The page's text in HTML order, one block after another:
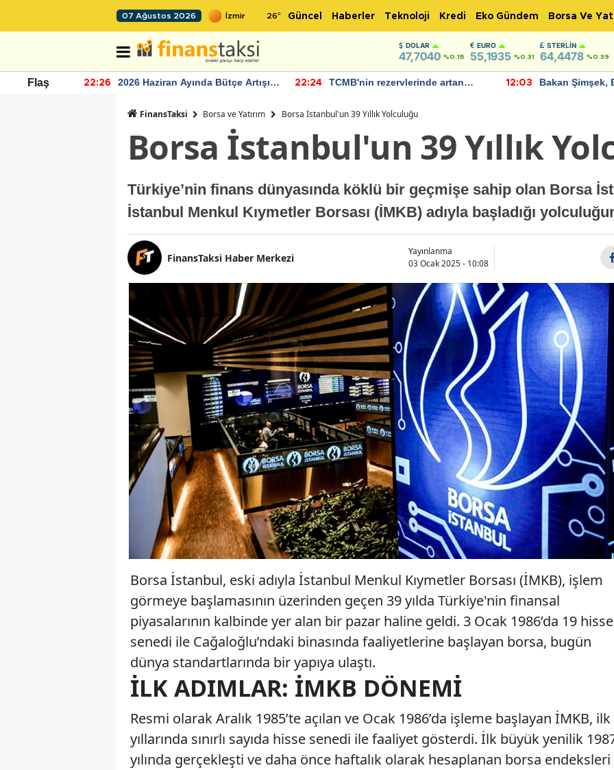
07 Ağustos 2026 26° Güncel Haberler Teknoloji Kredi Eko Gündem Borsa Ve
DOLAR
47,7040 %0.15
EURO
55,1935 %0.31
STERLIN
64,4478 %0.39
Flaş 22:26
2026 Haziran Ayında Bütçe Artışı
22:24
TCMB'nin rezervlerinde artan
12:03
Bakan Şimşek,
FinansTaksi Borsa ve Yatırım Borsa İstanbul'un 39 Yıllık Yolculuğu
Borsa İstanbul'un 39 Yıllık
Türkiye’nin finans dünyasında köklü bir geçmişe sahip olan Borsa
İstanbul Menkul Kıymetler Borsası (İMKB) adıyla başladığı
FinansTaksi Haber Merkezi
Yayınlanma
03 Ocak 2025 - 10:08
Borsa İstanbul, eski adıyla İstanbul Menkul Kıymetler Borsası (İMKB), işlem
görmeye başlamasının üzerinden geçen 39 yılda Türkiye'nin finansal
piyasalarının kalbinde yer alan bir pazar haline geldi. 3 Ocak 1986’da 19 hisse
senedi ile Cağaloğlu’ndaki binasında faaliyetlerine başlayan borsa, bugün
dünya standartlarında bir yapıya ulaştı.
İLK ADIMLAR: İMKB DÖNEMI
Resmi olarak Aralık 1985’te açılan ve Ocak 1986’da işleme başlayan İMKB, ilk
yıllarında sınırlı sayıda hisse senedi ile faaliyet gösterdi. İlk büyük yenilik
yılında gerçekleşti ve daha önce haftalık olarak hesaplanan borsa endeksleri